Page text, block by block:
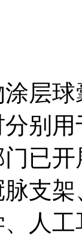
层
别
已
支
人